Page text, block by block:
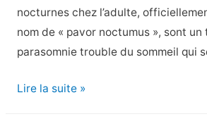
nocturnes chez l’adulte,
nom de « pavor noctumus », sont un
parasomnie trouble du sommeil qui
Faire
Lire la suite »